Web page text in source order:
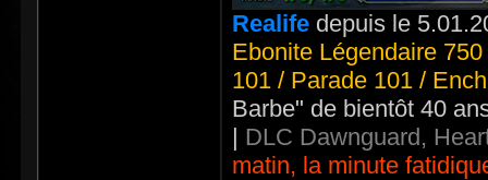
Realife depuis le
Ebonite Légendaire
101 / Parade 101 /
Barbe" de bientôt 40
| DLC Dawnguard,
matin, la minute